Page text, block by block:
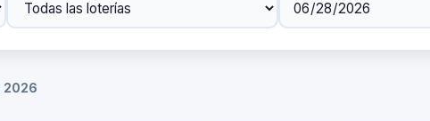
2026